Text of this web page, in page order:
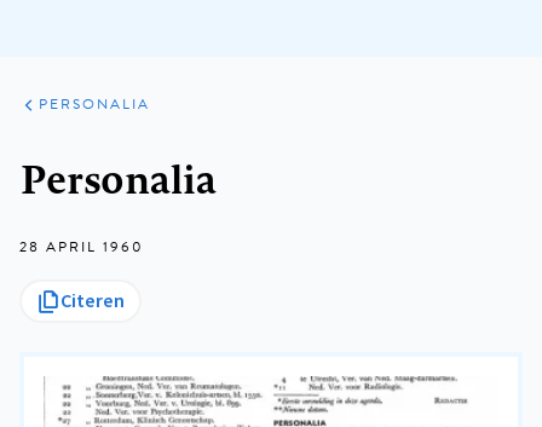
ARTIKELEN
VARIA
PERSONALIA
Personalia
28 APRIL 1960
Citeren